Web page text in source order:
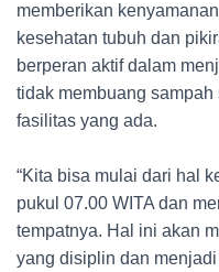
memberikan
kesehatan tubuh dan
berperan aktif dalam
tidak membuang
fasilitas yang ada.
“Kita bisa mulai dari hal
pukul 07.00 WITA dan
tempatnya. Hal ini akan
yang disiplin dan